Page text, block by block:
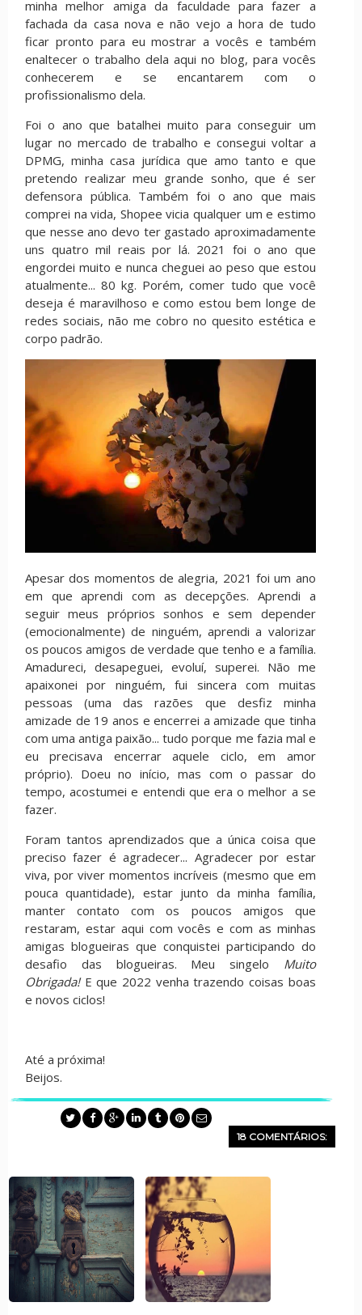
minha melhor amiga da faculdade para fazer a
fachada da casa nova e não vejo a hora de tudo
ficar pronto para eu mostrar a vocês e também
enaltecer o trabalho dela aqui no blog, para vocês
conhecerem e se encantarem com o
profissionalismo dela.
Foi o ano que batalhei muito para conseguir um
lugar no mercado de trabalho e consegui voltar a
DPMG, minha casa jurídica que amo tanto e que
pretendo realizar meu grande sonho, que é ser
defensora pública. Também foi o ano que mais
comprei na vida, Shopee vicia qualquer um e estimo
que nesse ano devo ter gastado aproximadamente
uns quatro mil reais por lá. 2021 foi o ano que
engordei muito e nunca cheguei ao peso que estou
atualmente... 80 kg. Porém, comer tudo que você
deseja é maravilhoso e como estou bem longe de
redes sociais, não me cobro no quesito estética e
corpo padrão.
Apesar dos momentos de alegria, 2021 foi um ano
em que aprendi com as decepções. Aprendi a
seguir meus próprios sonhos e sem depender
(emocionalmente) de ninguém, aprendi a valorizar
os poucos amigos de verdade que tenho e a família.
Amadureci, desapeguei, evoluí, superei. Não me
apaixonei por ninguém, fui sincera com muitas
pessoas (uma das razões que desfiz minha
amizade de 19 anos e encerrei a amizade que tinha
com uma antiga paixão... tudo porque me fazia mal e
eu precisava encerrar aquele ciclo, em amor
próprio). Doeu no início, mas com o passar do
tempo, acostumei e entendi que era o melhor a se
fazer.
Foram tantos aprendizados que a única coisa que
preciso fazer é agradecer... Agradecer por estar
viva, por viver momentos incríveis (mesmo que em
pouca quantidade), estar junto da minha família,
manter contato com os poucos amigos que
restaram, estar aqui com vocês e com as minhas
amigas blogueiras que conquistei participando do
desafio das blogueiras. Meu singelo Muito
Obrigada!E que 2022 venha trazendo coisas boas
e novos ciclos!
Até a próxima!
Beijos.
18 COMENTÁRIOS: